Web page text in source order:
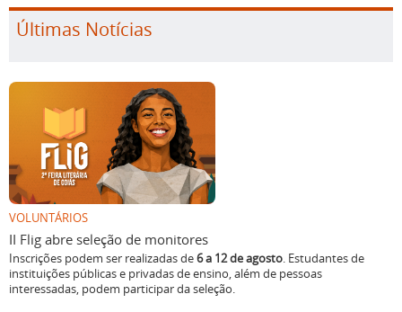
Últimas Notícias
VOLUNTÁRIOS
II Flig abre seleção de monitores
Inscrições podem ser realizadas de6 a 12 de agosto. Estudantes de
instituições públicas e privadas de ensino, além de pessoas
interessadas, podem participar da seleção.